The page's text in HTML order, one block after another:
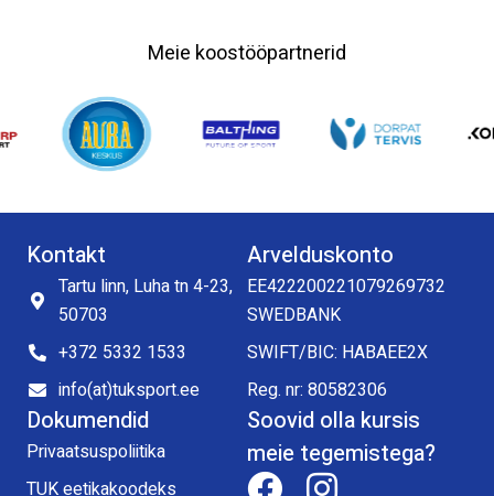
Meie koostööpartnerid
Kontakt
Tartu linn, Luha tn 4-23,
50703
+372 5332 1533
info(at)tuksport.ee
Arvelduskonto
EE422200221079269732
SWEDBANK
SWIFT/BIC: HABAEE2X
Reg. nr: 80582306
Dokumendid
Privaatsuspoliitika
TUK eetikakoodeks
Soovid olla kursis
meie tegemistega?